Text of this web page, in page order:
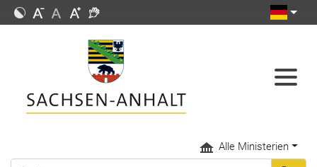
Alle Ministerien